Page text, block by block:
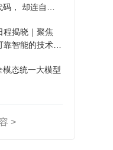
， 却连自己
程揭晓｜聚焦
智能的技术路
态统一大模型
>